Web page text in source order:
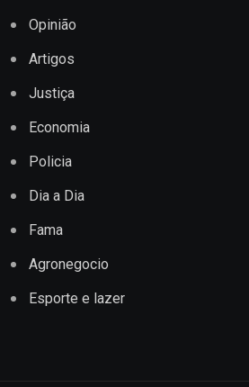
Opinião
Artigos
Justiça
Economia
Policia
Dia a Dia
Fama
Agronegocio
Esporte e lazer